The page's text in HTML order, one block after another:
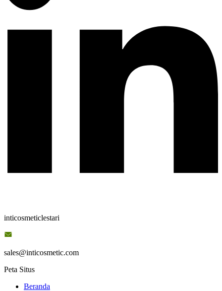
inticosmeticlestari
sales@inticosmetic.com
Peta Situs
Beranda